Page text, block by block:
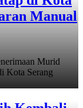
Manual
Murid
Kota Serang